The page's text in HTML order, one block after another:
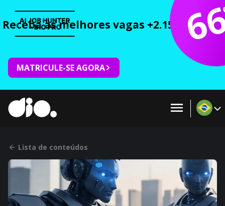
Receba as melhores vagas +2.150 cursos
MATRICULE-SE AGORA
Lista de conteúdos